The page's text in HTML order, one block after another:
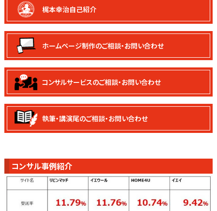
梶本幸治自己紹介
ホームページ制作のご相談・お問い合わせ
コンサルサービスのご相談・お問い合わせ
執筆・講演尾のご相談・お問い合わせ
コンサル事例紹介